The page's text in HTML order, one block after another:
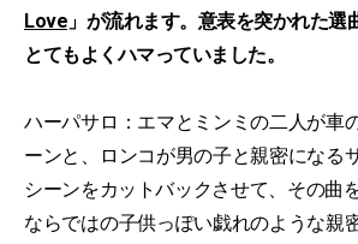
Love 」が流れます。意表を突かれた選
とてもよくハマっていました。
ハーパサロ：エマとミンミの二人が車
ーンと、ロンコが男の子と親密になる
シーンをカットバックさせて、その曲
ならではの子供っぽい戯れのような親